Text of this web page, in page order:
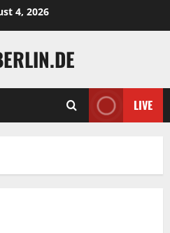
4, 2026
LIVE